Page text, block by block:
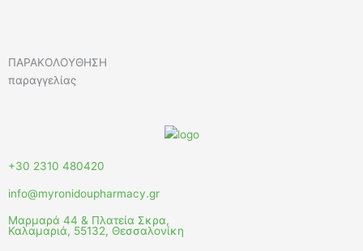
ΠΑΡΑΚΟΛΟΥΘΗΣΗ
παραγγελίας
+30 2310 480420
info@myronidoupharmacy.gr
Μαρμαρά 44 & Πλατεία Σκρα,
Καλαμαριά, 55132, Θεσσαλονίκη